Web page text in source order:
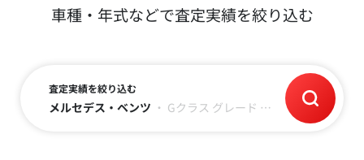
車種・年式などで査定実績を絞り込む
査定実績を絞り込む
メルセデス・ベンツ ・ Gクラス グレード ・ 令和3年(2021)